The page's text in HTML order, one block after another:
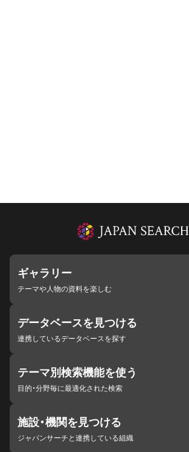
ギャラリー
テーマや人物の資料を楽しむ
データベースを見つける
連携しているデータベースを探す
テーマ別検索機能を使う
目的・分野毎に最適化された検索
施設・機関を見つける
ジャパンサーチと連携している組織